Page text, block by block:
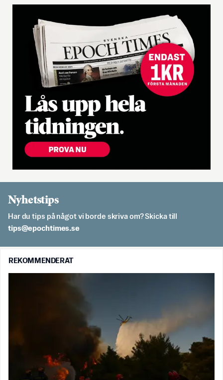
Nyhetstips
Har du tips på något vi borde skriva om? Skicka till
es.semithcope@spit
REKOMMENDERAT